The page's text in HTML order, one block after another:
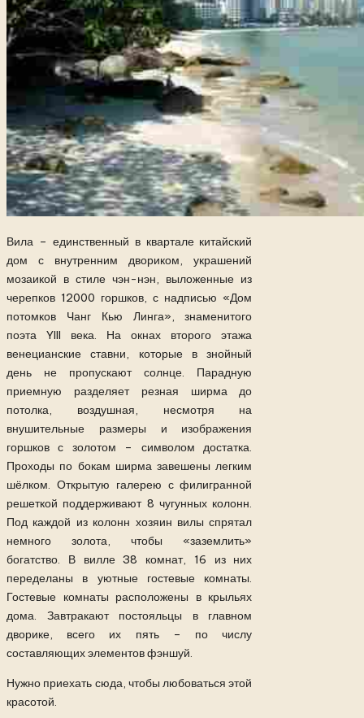
Вила – единственный в квартале китайский
дом с внутренним двориком, украшений
мозаикой в стиле чэн-нэн, выложенные из
черепков 12000 горшков, с надписью «Дом
потомков Чанг Кью Линга», знаменитого
поэта YIII века. На окнах второго этажа
венецианские ставни, которые в знойный
день не пропускают солнце. Парадную
приемную разделяет резная ширма до
потолка, воздушная, несмотря на
внушительные размеры и изображения
горшков с золотом – символом достатка.
Проходы по бокам ширма завешены легким
шёлком. Открытую галерею с филигранной
решеткой поддерживают 8 чугунных колонн.
Под каждой из колонн хозяин вилы спрятал
немного золота, чтобы «заземлить»
богатство. В вилле 38 комнат, 16 из них
переделаны в уютные гостевые комнаты.
Гостевые комнаты расположены в крыльях
дома. Завтракают постояльцы в главном
дворике, всего их пять – по числу
составляющих элементов фэншуй.
Нужно приехать сюда, чтобы любоваться этой
красотой.